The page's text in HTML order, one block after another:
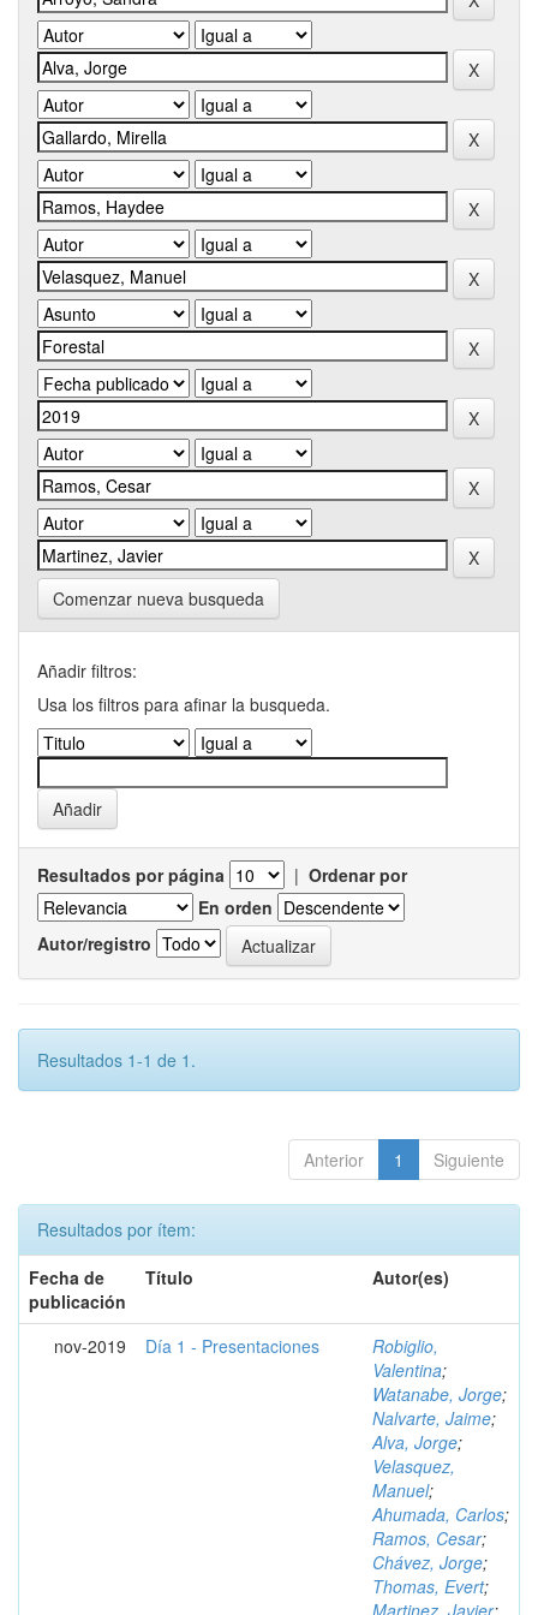
Comenzar nueva busqueda
Añadir filtros:
Usa los filtros para afinar la busqueda.
Resultados por página | Ordenar por
En orden
Autor/registro
Resultados 1-1 de 1.
Anterior 1 Siguiente
Resultados por ítem:
Fecha de
publicación
Título Autor(es)
nov-2019 Día 1 - Presentaciones
Robiglio,
Valentina;
Watanabe, Jorge;
Nalvarte, Jaime;
Alva, Jorge;
Velasquez,
Manuel;
Ahumada, Carlos;
Ramos, Cesar;
Chávez, Jorge;
Thomas, Evert;
Martinez, Javier;